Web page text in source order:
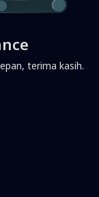
terima kasih.